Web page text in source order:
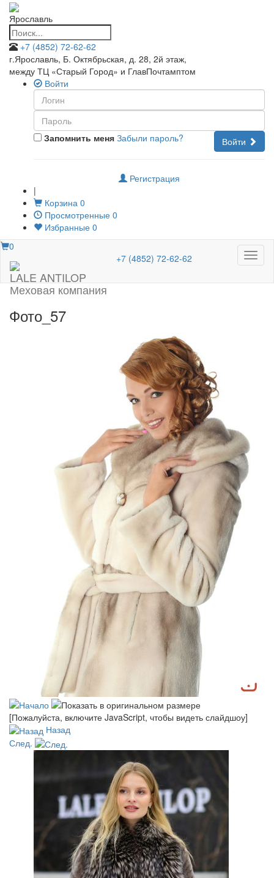
Ярославль
+7 (4852) 72-62-62
г.Ярославль, Б. Октябрьская, д. 28, 2й этаж,
между ТЦ «Старый Город» и ГлавПочтамптом
Войти
Запомнить меня Войти
Забыли пароль?
Регистрация
|
Корзина 0
Просмотренные 0
Избранные 0
Меню
0
LALE ANTILOP
Меховая компания
+7 (4852) 72-62-62
Фото_57
[Пожалуйста, включите JavaScript, чтобы видеть слайдшоу]
Назад
След.